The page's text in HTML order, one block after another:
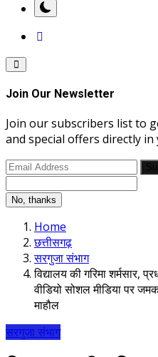
Join Our Newsletter
Join our subscribers list to
and special offers directly
No, thanks
Home
छत्तीसगढ़
सरगुजा संभाग
विद्यालय की गरिमा शर्मसार,
वीडियो सोशल मीडिया पर
माहौल
सरगुजा संभाग